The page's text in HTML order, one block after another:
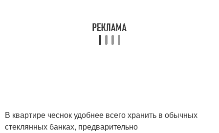
В квартире чеснок удобнее всего хранить в обычных
стеклянных банках, предварительно